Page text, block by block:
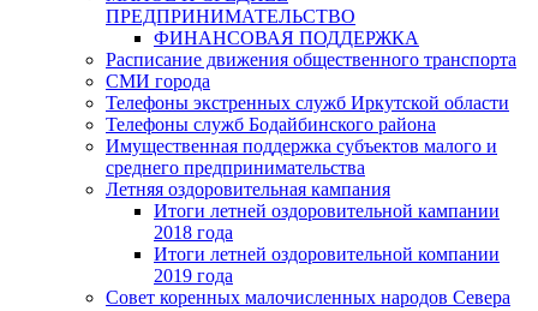
ПРЕДПРИНИМАТЕЛЬСТВО
ФИНАНСОВАЯ ПОДДЕРЖКА
Расписание движения общественного транспорта
СМИ города
Телефоны экстренных служб Иркутской области
Телефоны служб Бодайбинского района
Имущественная поддержка субъектов малого и
среднего предпринимательства
Летняя оздоровительная кампания
Итоги летней оздоровительной кампании
2018 года
Итоги летней оздоровительной компании
2019 года
Совет коренных малочисленных народов Севера